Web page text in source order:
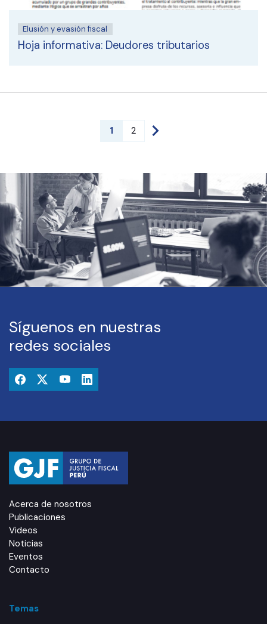
Elusión y evasión fiscal
Hoja informativa: Deudores tributarios
1 2
Síguenos en nuestras
redes sociales
Acerca de nosotros
Publicaciones
Videos
Noticias
Eventos
Contacto
Temas